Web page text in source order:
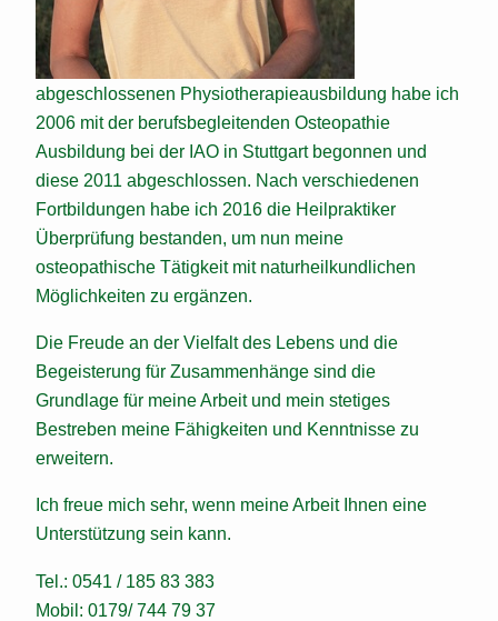
abgeschlossenen Physiotherapieausbildung habe ich
2006 mit der berufsbegleitenden Osteopathie
Ausbildung bei der IAO in Stuttgart begonnen und
diese 2011 abgeschlossen. Nach verschiedenen
Fortbildungen habe ich 2016 die Heilpraktiker
Überprüfung bestanden, um nun meine
osteopathische Tätigkeit mit naturheilkundlichen
Möglichkeiten zu ergänzen.
Die Freude an der Vielfalt des Lebens und die
Begeisterung für Zusammenhänge sind die
Grundlage für meine Arbeit und mein stetiges
Bestreben meine Fähigkeiten und Kenntnisse zu
erweitern.
Ich freue mich sehr, wenn meine Arbeit Ihnen eine
Unterstützung sein kann.
Tel.: 0541 / 185 83 383
Mobil: 0179/ 744 79 37